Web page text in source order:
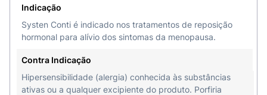
formato, sabor, etc. São eles:
Adesivo acrílico;
Filme de poliéster;
Goma guar.
Indicação
Systen Conti é indicado nos tratamentos de reposição
hormonal para alívio dos sintomas da menopausa.
Contra Indicação
Hipersensibilidade (alergia) conhecida às substâncias
ativas ou a qualquer excipiente do produto. Porfiria